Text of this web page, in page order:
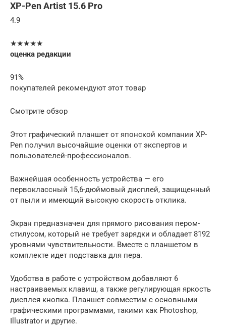
XP-Pen Artist 15.6 Pro
4.9
★★★★★
оценка редакции
91%
покупателей рекомендуют этот товар
Смотрите обзор
Этот графический планшет от японской компании XP-
Pen получил высочайшие оценки от экспертов и
пользователей-профессионалов.
Важнейшая особенность устройства — его
первоклассный 15,6-дюймовый дисплей, защищенный
от пыли и имеющий высокую скорость отклика.
Экран предназначен для прямого рисования пером-
стилусом, который не требует зарядки и обладает 8192
уровнями чувствительности. Вместе с планшетом в
комплекте идет подставка для пера.
Удобства в работе с устройством добавляют 6
настраиваемых клавиш, а также регулирующая яркость
дисплея кнопка. Планшет совместим с основными
графическими программами, такими как Photoshop,
Illustrator и другие.